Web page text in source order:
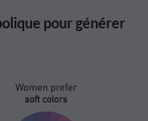
pour générer